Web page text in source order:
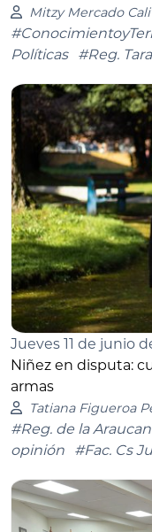
Mitzy Mercado
Políticas
#Reg.
Jueves 11 de junio
Niñez en disputa:
armas
Tatiana Figueroa
#Reg. de la
opinión
#Fac. Cs